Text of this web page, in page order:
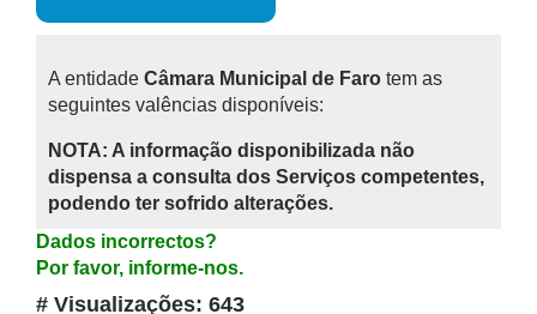
A entidade Câmara Municipal de Faro tem as
seguintes valências disponíveis:
NOTA: A informação disponibilizada não
dispensa a consulta dos Serviços competentes,
podendo ter sofrido alterações.
Dados incorrectos?
Por favor, informe-nos.
# Visualizações: 643